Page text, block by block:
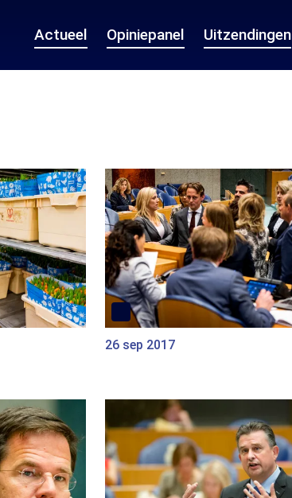
Actueel Opiniepanel Uitzendingen
26 sep 2017